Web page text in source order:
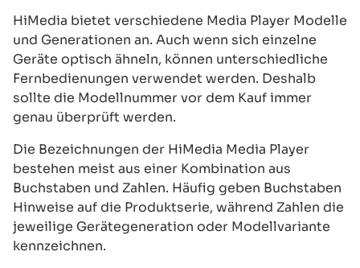
HiMedia bietet verschiedene Media Player Modelle
und Generationen an. Auch wenn sich einzelne
Geräte optisch ähneln, können unterschiedliche
Fernbedienungen verwendet werden. Deshalb
sollte die Modellnummer vor dem Kauf immer
genau überprüft werden.
Die Bezeichnungen der HiMedia Media Player
bestehen meist aus einer Kombination aus
Buchstaben und Zahlen. Häufig geben Buchstaben
Hinweise auf die Produktserie, während Zahlen die
jeweilige Gerätegeneration oder Modellvariante
kennzeichnen.